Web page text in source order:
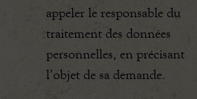
appeler le responsable du
traitement des données
personnelles, en précisant
l’objet de sa demande.